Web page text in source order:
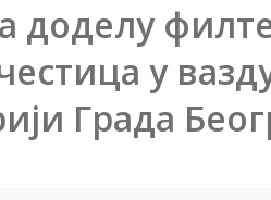
доделу
у
Града